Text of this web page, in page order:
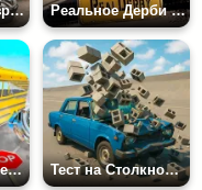
Вождение с Разрушением Реальное Дерби - День Катастроф
Король Разрушений Машин 3D Тест на Столкновение Автомобилей: Заброшенный Город